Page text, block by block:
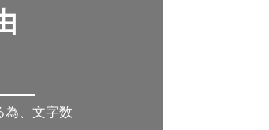
為、文字数